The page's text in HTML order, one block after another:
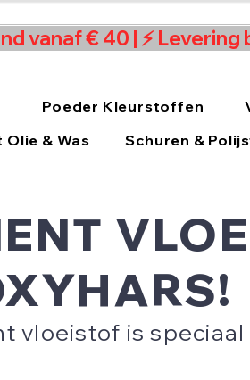
vanaf € 40 | ⚡
Poeder Kleurstoffen
Olie & Was Schuren &
vloeistof is